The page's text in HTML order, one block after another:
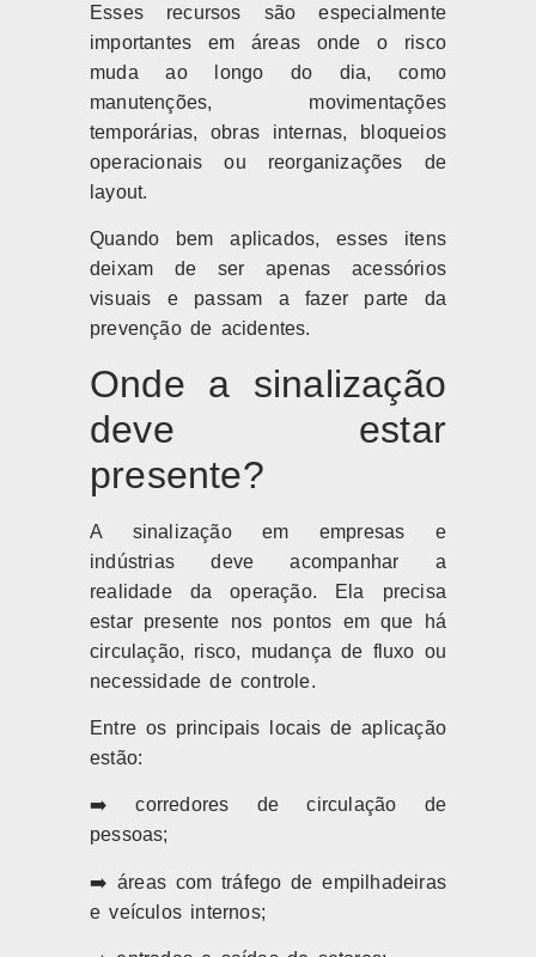
Esses recursos são especialmente
importantes em áreas onde o risco
muda ao longo do dia, como
manutenções, movimentações
temporárias, obras internas, bloqueios
operacionais ou reorganizações de
layout.
Quando bem aplicados, esses itens
deixam de ser apenas acessórios
visuais e passam a fazer parte da
prevenção de acidentes.
Onde a sinalização
deve estar
presente?
A sinalização em empresas e
indústrias deve acompanhar a
realidade da operação. Ela precisa
estar presente nos pontos em que há
circulação, risco, mudança de fluxo ou
necessidade de controle.
Entre os principais locais de aplicação
estão:
➡️ corredores de circulação de
pessoas;
➡️ áreas com tráfego de empilhadeiras
e veículos internos;